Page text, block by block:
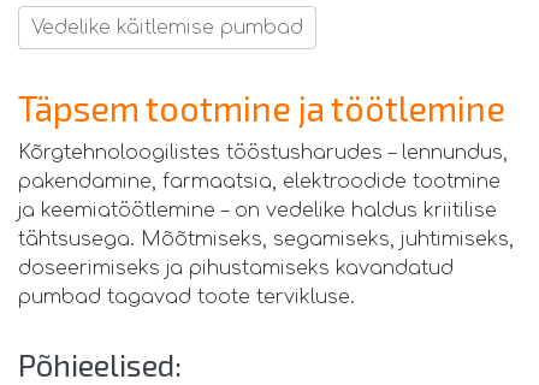
Vedelike käitlemise pumbad
Täpsem tootmine ja töötlemine
Kõrgtehnoloogilistes tööstusharudes – lennundus,
pakendamine, farmaatsia, elektroodide tootmine
ja keemiatöötlemine – on vedelike haldus kriitilise
tähtsusega. Mõõtmiseks, segamiseks, juhtimiseks,
doseerimiseks ja pihustamiseks kavandatud
pumbad tagavad toote tervikluse.
Põhieelised: